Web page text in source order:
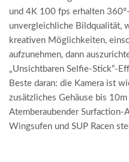
und 4K 100 fps erhalten
unvergleichliche Bildqualität,
kreativen Möglichkeiten,
aufzunehmen, dann
„Unsichtbaren Selfie-Stick“-
Beste daran: die Kamera ist
zusätzliches Gehäuse bis
Atemberaubender Surfaction-
Wingsufen und SUP Racen